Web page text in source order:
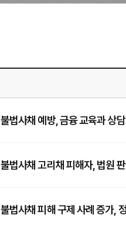
불법사채 예방, 금융 교육과 상
불법사채 고리채 피해자, 법원
불법사채 피해 구제 사례 증가,